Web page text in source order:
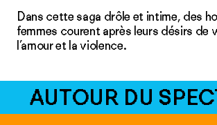
Dans cette saga drôle et intime, des
femmes courent après leurs désirs de
l’amour et la violence.
AUTOUR DU